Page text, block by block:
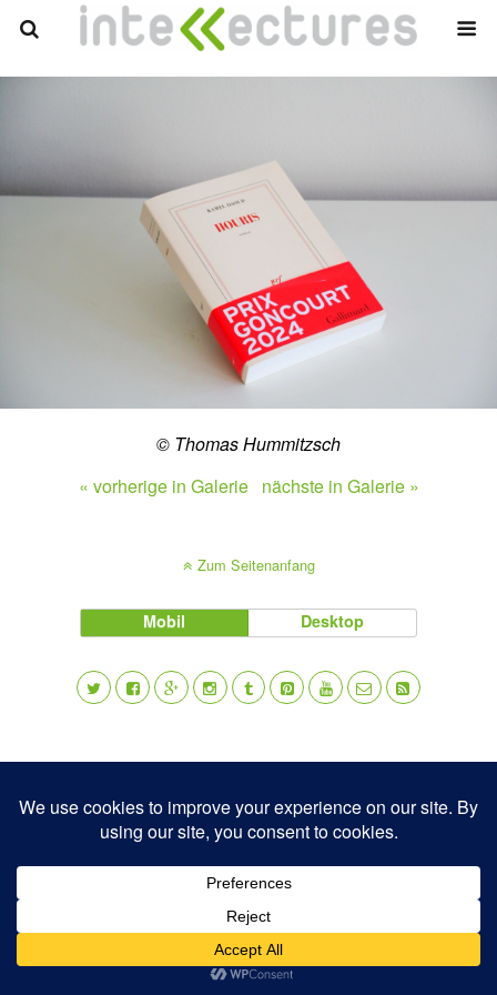
© Thomas Hummitzsch
« vorherige in Galerie nächste in Galerie »
Zum Seitenanfang
Mobil Desktop